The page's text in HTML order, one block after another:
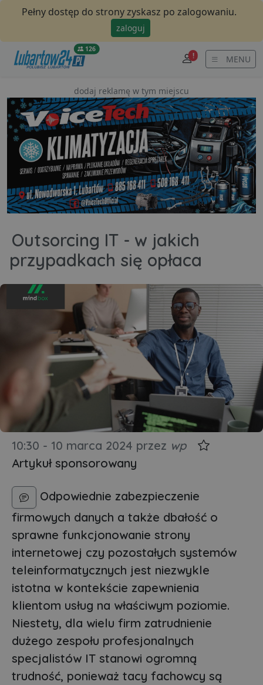
Pełny dostęp do strony zyskasz po zalogowaniu.
zaloguj
126
! MENU
dodaj reklamę w tym miejscu
Outsorcing IT - w jakich
przypadkach się opłaca
10:30 - 10 marca 2024 przez wp
Artykuł sponsorowany
Odpowiednie zabezpieczenie
firmowych danych a także dbałość o
sprawne funkcjonowanie strony
internetowej czy pozostałych systemów
teleinformatycznych jest niezwykle
istotna w kontekście zapewnienia
klientom usług na właściwym poziomie.
Niestety, dla wielu firm zatrudnienie
dużego zespołu profesjonalnych
specjalistów IT stanowi ogromną
trudność, ponieważ tacy fachowcy są